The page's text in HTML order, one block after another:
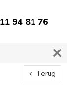
94 81 76
Terug